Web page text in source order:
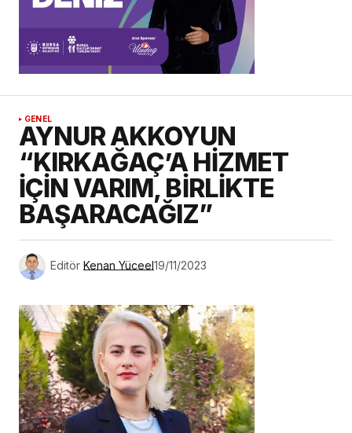
GENEL
AYNUR AKKOYUN
“KIRKAĞAÇ’A HİZMET
İÇİN VARIM, BİRLİKTE
BAŞARACAĞIZ”
Editör Kenan Yüceel19/11/2023